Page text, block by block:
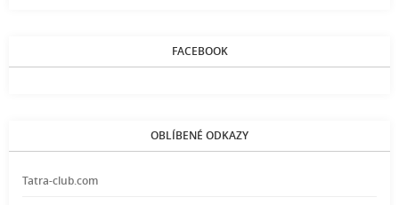
FACEBOOK
OBLÍBENÉ ODKAZY
Tatra-club.com